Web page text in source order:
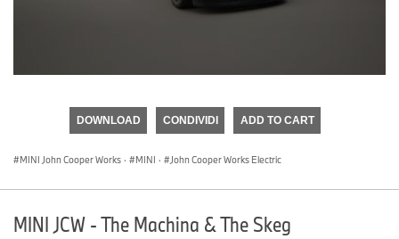
DOWNLOAD CONDIVIDI ADD TO CART
MINI John Cooper Works · MINI · John Cooper Works Electric
MINI JCW - The Machina & The Skeg